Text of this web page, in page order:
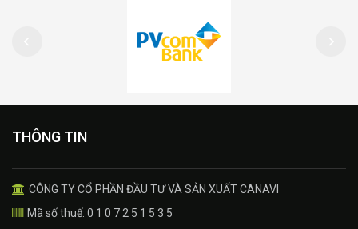
THÔNG TIN
CÔNG TY CỔ PHẦN ĐẦU TƯ VÀ SẢN XUẤT CANAVI
Mã số thuế: 0 1 0 7 2 5 1 5 3 5